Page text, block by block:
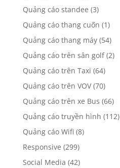
Quảng cáo standee (3)
Quảng cáo thang cuốn (1)
Quảng cáo thang máy(54)
Quảng cáo trên sân golf(2)
Quảng cáo trên Taxi (64)
Quảng cáo trên VOV(70)
Quảng cáo trên xe Bus (66)
Quảng cáo truyền hình (112)
Quảng cáo Wifi (8)
Responsive (299)
Social Media (42)